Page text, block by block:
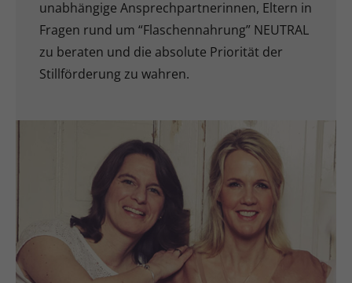
MEHR ERFAHREN
unabhängige Ansprechpartnerinnen, Eltern in
Fragen rund um “Flaschennahrung” NEUTRAL
zu beraten und die absolute Priorität der
Stillförderung zu wahren.